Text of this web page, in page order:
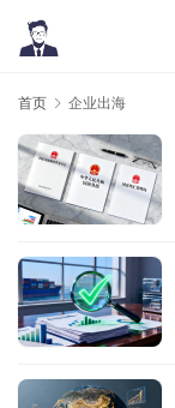
首页 企业出海